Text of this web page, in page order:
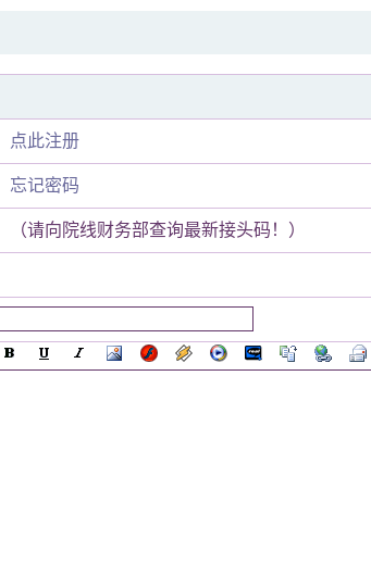
点此注册
忘记密码
（请向院线财务部查询最新接头码！）